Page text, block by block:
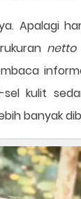
Apalagi
netto
kulit
banyak